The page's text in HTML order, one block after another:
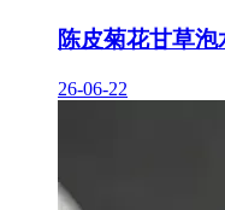
陈皮菊花甘草
26-06-22